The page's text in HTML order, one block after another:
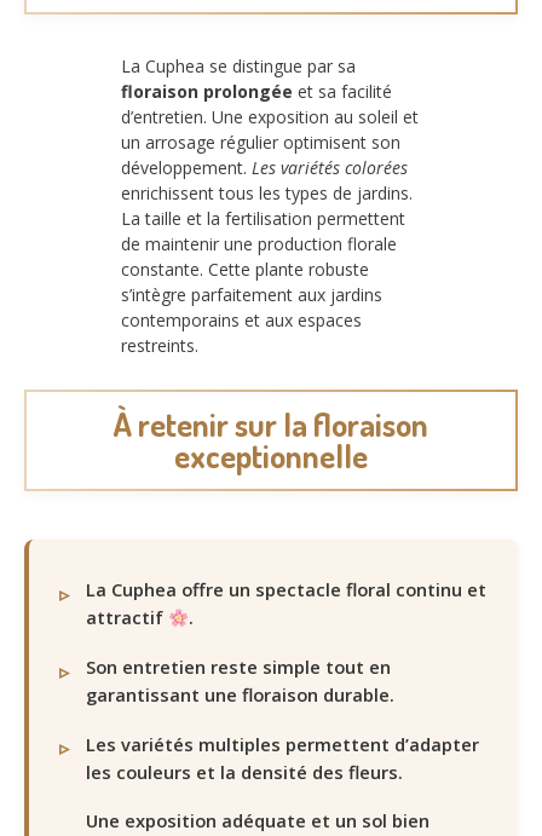
La Cuphea se distingue par sa
floraison prolongée et sa facilité
d’entretien. Une exposition au soleil et
un arrosage régulier optimisent son
développement. Les variétés colorées
enrichissent tous les types de jardins.
La taille et la fertilisation permettent
de maintenir une production florale
constante. Cette plante robuste
s’intègre parfaitement aux jardins
contemporains et aux espaces
restreints.
À retenir sur la floraison
exceptionnelle
La Cuphea offre un spectacle floral continu et
attractif
.
Son entretien reste simple tout en
garantissant une floraison durable.
Les variétés multiples permettent d’adapter
les couleurs et la densité des fleurs.
Une exposition adéquate et un sol bien